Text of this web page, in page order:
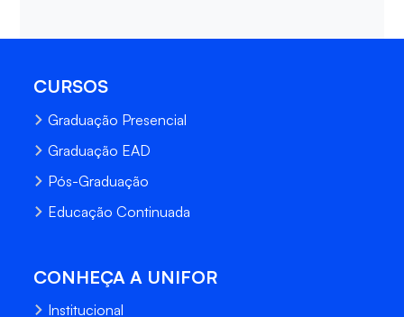
CURSOS
Graduação Presencial
Graduação EAD
Pós-Graduação
Educação Continuada
CONHEÇA A UNIFOR
Institucional